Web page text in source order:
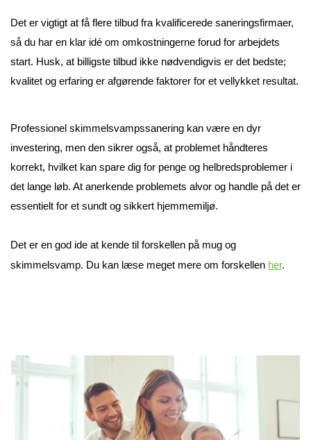
Det er vigtigt at få flere tilbud fra kvalificerede saneringsfirmaer,
så du har en klar idé om omkostningerne forud for arbejdets
start. Husk, at billigste tilbud ikke nødvendigvis er det bedste;
kvalitet og erfaring er afgørende faktorer for et vellykket resultat.
Professionel skimmelsvampssanering kan være en dyr
investering, men den sikrer også, at problemet håndteres
korrekt, hvilket kan spare dig for penge og helbredsproblemer i
det lange løb. At anerkende problemets alvor og handle på det er
essentielt for et sundt og sikkert hjemmemiljø.
Det er en god ide at kende til forskellen på mug og
skimmelsvamp. Du kan læse meget mere om forskellen her.